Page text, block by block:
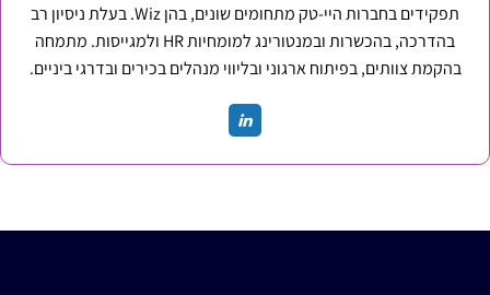
תפקידים בחברות היי-טק מתחומים שונים, בהן Wiz. בעלת ניסיון רב
בהדרכה, בהכשרות ובמנטורינג למומחיות HR ולמגייסות. מתמחה
בהקמת צוותים, בפיתוח ארגוני ובליווי מנהלים בכירים ובדרגי ביניים.